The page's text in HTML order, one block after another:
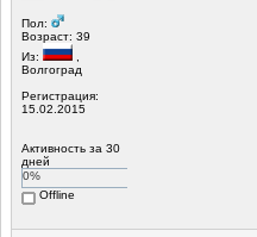
Пол:
Возраст: 39
Из:
Волгоград
Регистрация:
15.02.2015
Активность за 30
дней
0%
Offline